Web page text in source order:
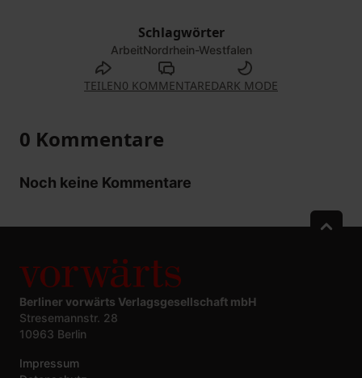
Schlagwörter
ArbeitNordrhein-Westfalen
TEILEN0 KOMMENTAREDARK MODE
0 Kommentare
Noch keine Kommentare
Berliner vorwärts Verlagsgesellschaft mbH
Stresemannstr. 28
10963 Berlin
Impressum